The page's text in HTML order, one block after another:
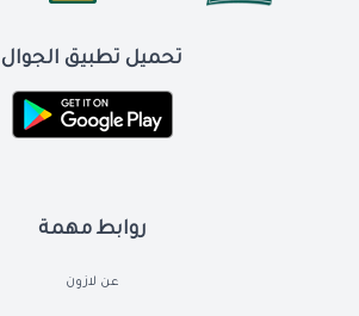
روابط مهمة
عن لازون
تحميل تطبيق الجوال